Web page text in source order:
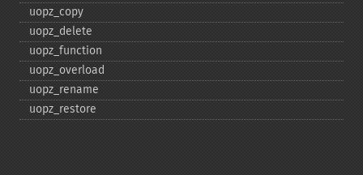
uopz_​copy
uopz_​delete
uopz_​function
uopz_​overload
uopz_​rename
uopz_​restore